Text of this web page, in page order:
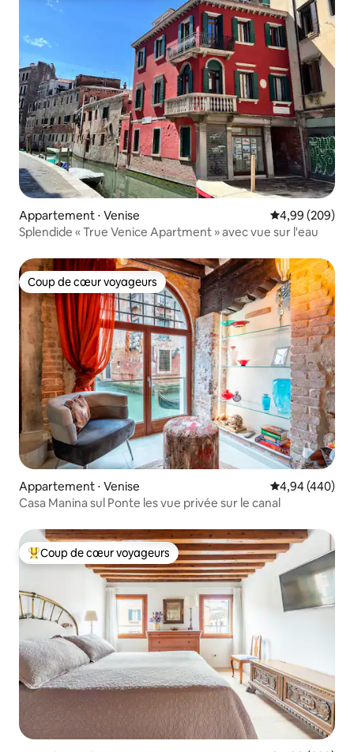
Appartement ⋅ Venise Évaluation
4,99 (209)
Splendide « True Venice Apartment » avec vue sur l'eau
Coup de cœur voyageurs
Coup de cœur voyageurs
Appartement ⋅ Venise Évaluation
4,94 (440)
Casa Manina sul Ponte les vue privée sur le canal
Coups de cœur voyageurs les plus appréciés
Coup de cœur voyageurs